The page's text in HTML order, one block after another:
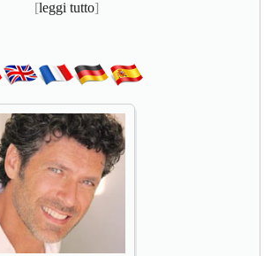
[leggi tutto]